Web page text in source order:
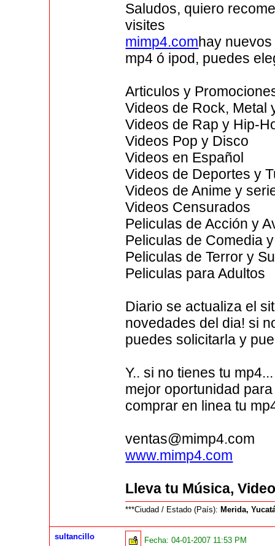
Saludos, quiero
visites
mimp4.comhay
mp4 ó ipod, puedes
Articulos y
Videos de Rock, Metal
Videos de Rap y Hip-
Videos Pop y Disco
Videos en Español
Videos de Deportes y
Videos de Anime y
Videos Censurados
Peliculas de Acción y
Peliculas de Comedia
Peliculas de Terror y
Peliculas para Adultos
Diario se actualiza el
novedades del dia! si
puedes solicitarla y
Y.. si no tienes tu
mejor oportunidad
comprar en linea tu
ventas@mimp4.com
www.mimp4.com
Lleva tu Música,
***Ciudad / Estado (País): Merida,
sultancillo Fecha:04-01-2007 11:53 PM